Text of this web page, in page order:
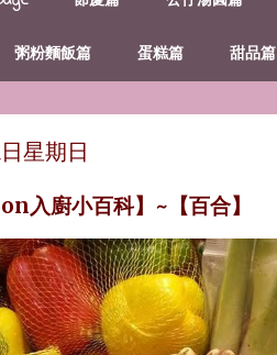
粥粉麵飯篇 蛋糕篇 甜品篇
星期日
入廚小百科】~【百合】